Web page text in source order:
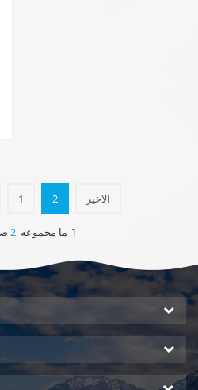
1 2 الاخير
[ ما مجموعه2 صفحات ]